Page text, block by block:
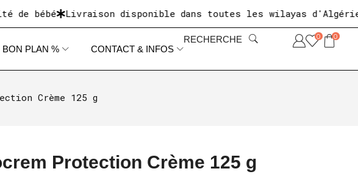
Livraison disponible dans toutes les wilayas d'Algérie
BON PLAN % CONTACT & INFOS
RECHERCHE 0 0
Crème 125 g
Protection Crème 125 g